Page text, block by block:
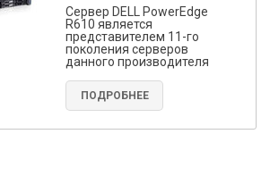
Сервер DELL PowerEdge
R610 является
представителем 11-го
поколения серверов
данного производителя
ПОДРОБНЕЕ